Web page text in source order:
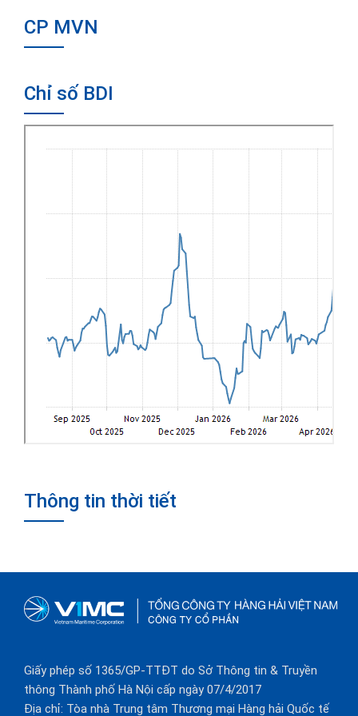
CP MVN
Chỉ số BDI
Thông tin thời tiết
Giấy phép số 1365/GP-TTĐT do Sở Thông tin & Truyền
thông Thành phố Hà Nội cấp ngày 07/4/2017
Địa chỉ: Tòa nhà Trung tâm Thương mại Hàng hải Quốc tế